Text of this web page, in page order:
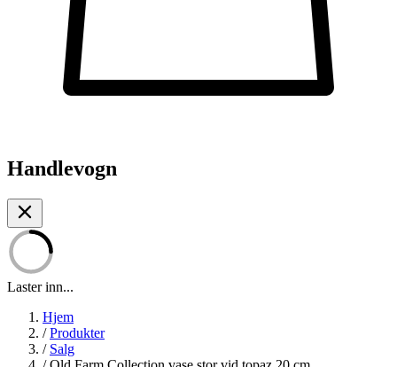
Handlevogn
Laster inn...
Hjem
/ Produkter
/ Salg